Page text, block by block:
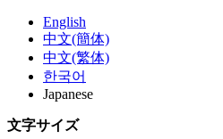
English
中文(簡体)
中文(繁体)
한국어
Japanese
文字サイズ